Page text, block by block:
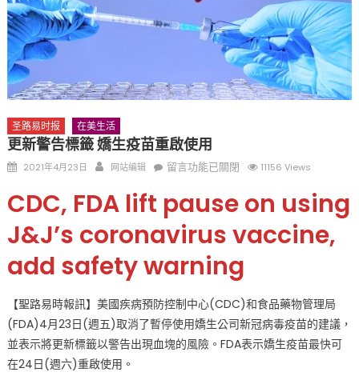
园“中华日三十周年特别报道（五）
筝声与琴韵交汇：刘励(Li Statler)与钢琴家Darek演绎一场古筝
与钢琴的精彩对话
圣路易时报 在美生活
更新警告標籤 嬌生疫苗重啟使用
Posted
2021年4月23日 Author
网站编辑
在
新
警
告
籤
生
疫
苗
留言功能已關閉 11156 Views
CDC, FDA lift pause on using
J&J’s coronavirus vaccine,
add safety warning
【聖路易時報訊】美國疾病預防控制中心(CDC)和食品藥物管理局
(FDA)4月23日(週五)取消了暫停使用嬌生公司新冠病毒疫苗的建議，
並表示將更新標籤以警告出現血塊的風險。FDA表示嬌生疫苗最快可
在24日(週六)重啟使用。